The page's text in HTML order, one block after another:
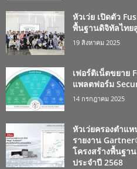
หัวเว่ย เปิดตัว
พื้นฐานดิจิทัลไทย
19 สิงหาคม 2025
เฟอร์ติเน็ตขยาย
แพลตฟอร์ม
14 กรกฎาคม 2025
หัวเว่ยครองตำแ
รายงาน
โครงสร้างพื้นฐา
ประจำปี 2568